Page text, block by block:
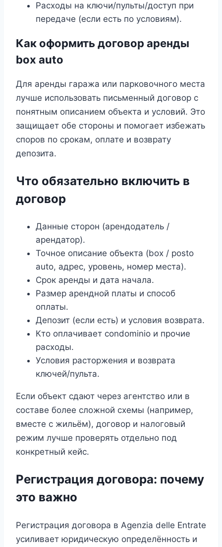
Расходы на ключи/пульты/доступ при
передаче (если есть по условиям).
Как оформить договор аренды
box auto
Для аренды гаража или парковочного места
лучше использовать письменный договор с
понятным описанием объекта и условий. Это
защищает обе стороны и помогает избежать
споров по срокам, оплате и возврату
депозита.
Что обязательно включить в
договор
Данные сторон (арендодатель /
арендатор).
Точное описание объекта (box / posto
auto, адрес, уровень, номер места).
Срок аренды и дата начала.
Размер арендной платы и способ
оплаты.
Депозит (если есть) и условия возврата.
Кто оплачивает condominio и прочие
расходы.
Условия расторжения и возврата
ключей/пульта.
Если объект сдают через агентство или в
составе более сложной схемы (например,
вместе с жильём), договор и налоговый
режим лучше проверять отдельно под
конкретный кейс.
Регистрация договора: почему
это важно
Регистрация договора в Agenzia delle Entrate
усиливает юридическую определённость и